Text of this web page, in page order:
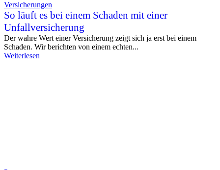
Versicherungen
So läuft es bei einem Schaden mit einer
Unfallversicherung
Der wahre Wert einer Versicherung zeigt sich ja erst bei einem
Schaden. Wir berichten von einem echten...
Weiterlesen